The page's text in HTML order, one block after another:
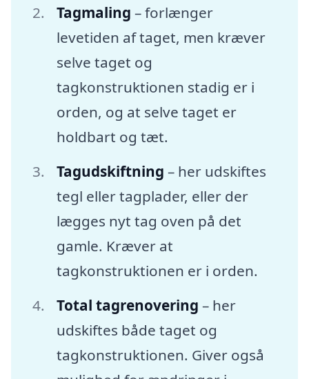
Tagmaling – forlænger
levetiden af taget, men kræver
selve taget og
tagkonstruktionen stadig er i
orden, og at selve taget er
holdbart og tæt.
Tagudskiftning – her udskiftes
tegl eller tagplader, eller der
lægges nyt tag oven på det
gamle. Kræver at
tagkonstruktionen er i orden.
Total tagrenovering – her
udskiftes både taget og
tagkonstruktionen. Giver også